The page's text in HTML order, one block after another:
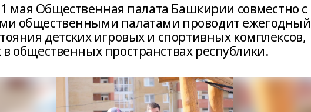
мая Общественная палата Башкирии совместно с
общественными палатами проводит ежегодный
детских игровых и спортивных комплексов,
общественных пространствах республики.